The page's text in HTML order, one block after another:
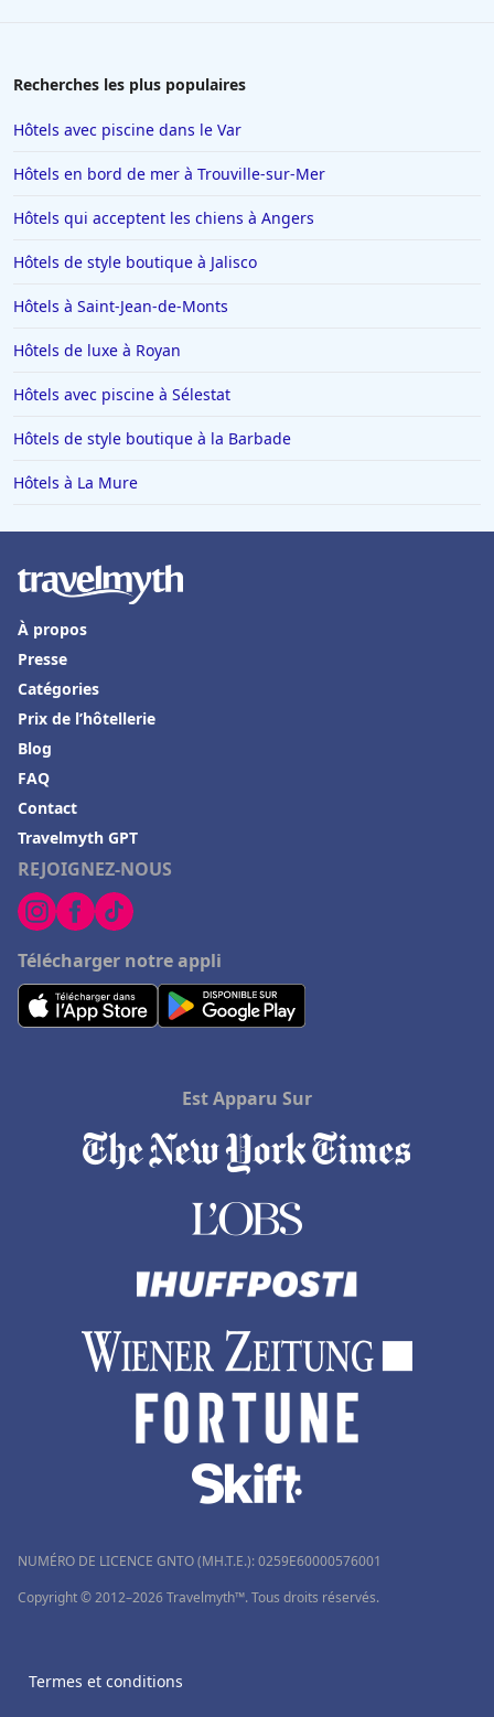
Hôtels qui acceptent les chiens dans le Finistère
Hôtels qui acceptent les chiens au Touquet-Paris-
Hôtels qui acceptent les chiens à Toulon
Hôtels qui acceptent les chiens à Cannes
Recherches les plus populaires
Hôtels avec piscine dans le Var
Hôtels en bord de mer à Trouville-sur-Mer
Hôtels qui acceptent les chiens à Angers
Hôtels de style boutique à Jalisco
Hôtels à Saint-Jean-de-Monts
Hôtels de luxe à Royan
Hôtels avec piscine à Sélestat
Hôtels de style boutique à la Barbade
Hôtels à La Mure
REJOIGNEZ-NOUS
Télécharger notre appli
À propos
Presse
Catégories
Prix de l’hôtellerie
Blog
FAQ
Contact
Travelmyth GPT
Est Apparu Sur
NUMÉRO DE LICENCE GNTO (MH.T.E.): 0259Ε60000576001
Copyright © 2012–2026 Travelmyth™. Tous droits réservés.
Termes et conditions